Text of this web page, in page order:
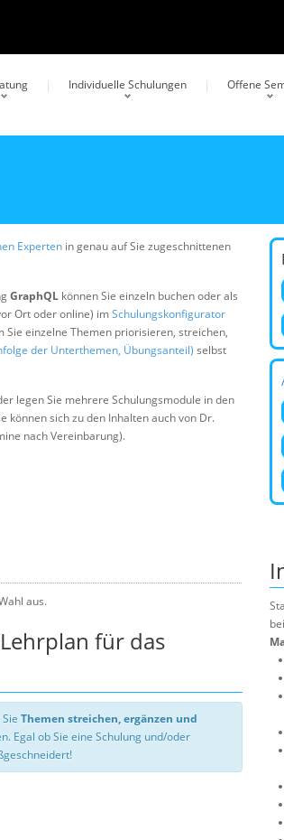
Individuelle Schulungen Offene
Experten in genau auf Sie zugeschnittenen
GraphQL können Sie einzeln buchen oder als
Ort oder online) imSchulungskonfigurator
Sie einzelne Themen priorisieren, streichen,
der Unterthemen, Übungsanteil) selbst
legen Sie mehrere Schulungsmodule in den
können sich zu den Inhalten auch von Dr.
nach Vereinbarung).
aus.
für das
Themen streichen, ergänzen und
Egal ob Sie eine Schulung und/oder